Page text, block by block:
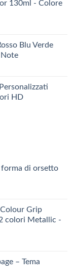
130ml - Colore
Blu Verde
Note
HD
di orsetto
Grip
colori Metallic -
– Tema